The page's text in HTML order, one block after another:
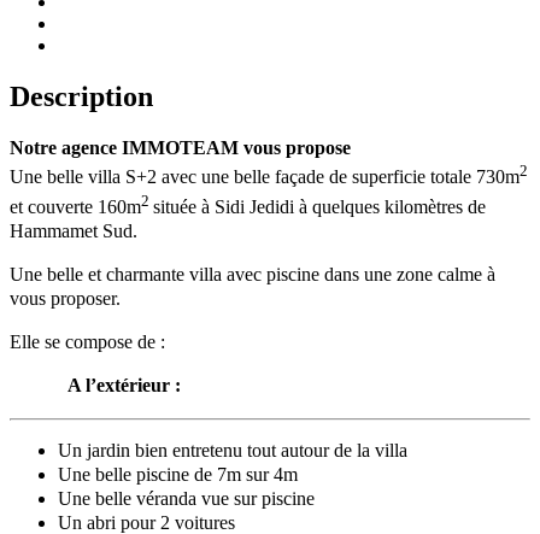
Description
Notre agence IMMOTEAM vous propose
Une belle villa S+2 avec une belle façade de superficie totale 730m2
et couverte 160m2 située à Sidi Jedidi à quelques kilomètres de
Hammamet Sud.
Une belle et charmante villa avec piscine dans une zone calme à
vous proposer.
Elle se compose de :
A l’extérieur :
Un jardin bien entretenu tout autour de la villa
Une belle piscine de 7m sur 4m
Une belle véranda vue sur piscine
Un abri pour 2 voitures